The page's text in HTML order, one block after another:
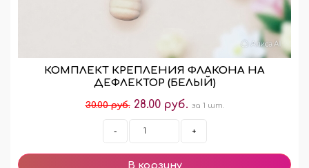
КОМПЛЕКТ КРЕПЛЕНИЯ ФЛАКОНА НА
ДЕФЛЕКТОР (БЕЛЫЙ)
30.00 руб. 28.00 руб. за 1 шт.
- +